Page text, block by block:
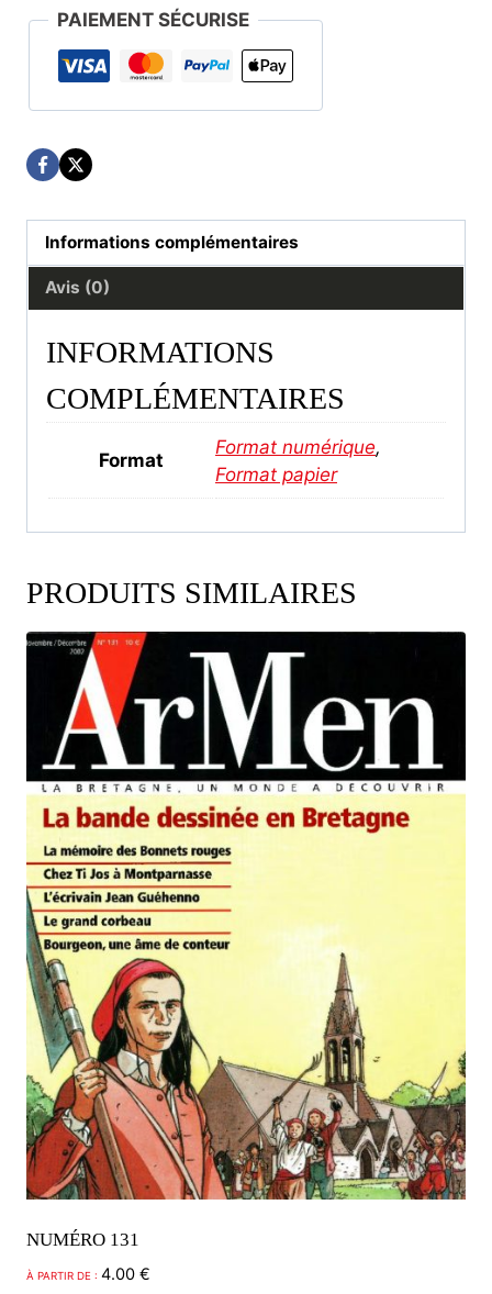
187 PAIEMENT SÉCURISE
Informations complémentaires
Avis (0)
INFORMATIONS
COMPLÉMENTAIRES
Format
Format numérique,
Format papier
PRODUITS SIMILAIRES
NUMÉRO 131
À PARTIR DE : 4.00 €